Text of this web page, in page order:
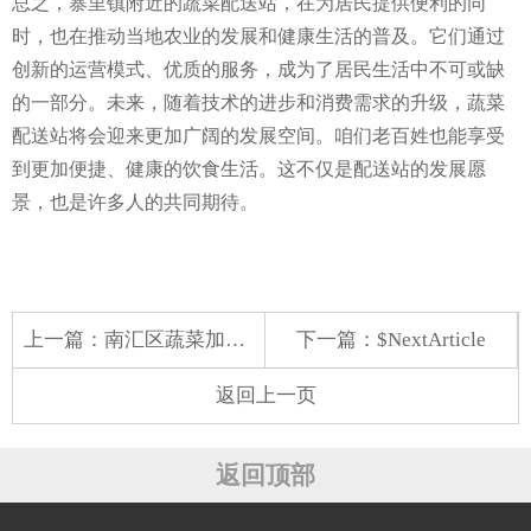
时，也在推动当地农业的发展和健康生活的普及。它们通过
创新的运营模式、优质的服务，成为了居民生活中不可或缺
的一部分。未来，随着技术的进步和消费需求的升级，蔬菜
配送站将会迎来更加广阔的发展空间。咱们老百姓也能享受
到更加便捷、健康的饮食生活。这不仅是配送站的发展愿
景，也是许多人的共同期待。
上一篇： 南汇区蔬菜加工配送中心 下一篇：$NextArticle
返回上一页
返回顶部